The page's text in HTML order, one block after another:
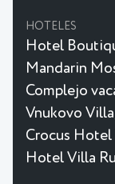
HOTELES
Hotel
Mandarin
Complejo
Vnukovo
Crocus Hotel
Hotel Villa